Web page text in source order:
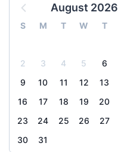
August 2026
S M T W T
2
3 4 5 6
9
10 11 12 13
16
17 18 19 20
23
24 25 26 27
30
31